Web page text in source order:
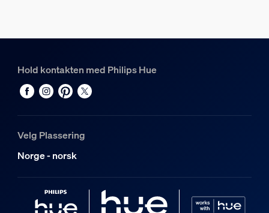
Hold kontakten med Philips Hue
Velg Plassering
Norge - norsk